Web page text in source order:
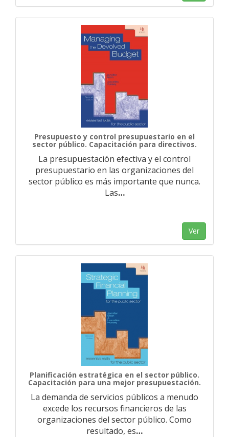
Presupuesto y control presupuestario en el
sector público. Capacitación para directivos.
La presupuestación efectiva y el control
presupuestario en las organizaciones del
sector público es más importante que nunca.
Las…
Ver
Planificación estratégica en el sector público.
Capacitación para una mejor presupuestación.
La demanda de servicios públicos a menudo
excede los recursos financieros de las
organizaciones del sector público. Como
resultado, es…